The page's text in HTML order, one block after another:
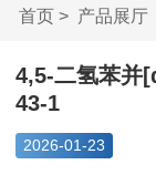
首页> 产品展厅
[d]噻唑-6(7H)-酮...
4,5-二氢苯并
43-1
2026-01-23